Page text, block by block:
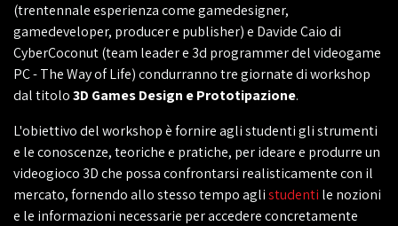
(trentennale esperienza come gamedesigner,
gamedeveloper, producer e publisher) e Davide Caio di
CyberCoconut (team leader e 3d programmer del videogame
PC - The Way of Life) condurranno tre giornate di workshop
dal titolo3D Games Design e Prototipazione.
L'obiettivo del workshop è fornire agli studenti gli strumenti
e le conoscenze, teoriche e pratiche, per ideare e produrre un
videogioco 3D che possa confrontarsi realisticamente con il
mercato, fornendo allo stesso tempo aglistudenti le nozioni
e le informazioni necessarie per accedere concretamente